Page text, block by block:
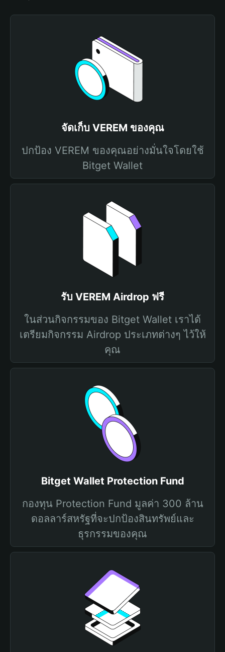
จัดเก็บ VEREM ของคุณ
ปกป้อง VEREM ของคุณอย่างมั่นใจโดยใช้
Bitget Wallet
รับ VEREM Airdrop ฟรี
ในส่วนกิจกรรมของ Bitget Wallet เราได้
เตรียมกิจกรรม Airdrop ประเภทต่างๆ ไว้ให้
คุณ
Bitget Wallet Protection Fund
กองทุน Protection Fund มูลค่า 300 ล้าน
ดอลลาร์สหรัฐที่จะปกป้องสินทรัพย์และ
ธุรกรรมของคุณ